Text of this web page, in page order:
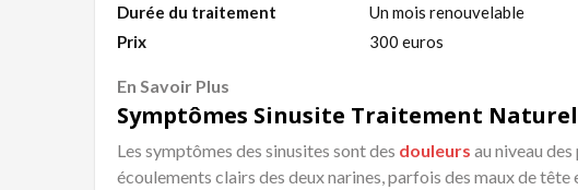
Durée du traitement
Un mois renouvelable
Prix
300 euros
En Savoir Plus
Symptômes Sinusite Traitement Naturel
Les symptômes des sinusites sont des douleurs au niveau
écoulements clairs des deux narines, parfois des maux de